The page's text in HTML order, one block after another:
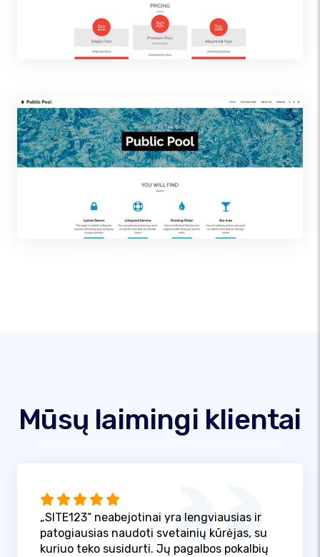
Mūsų laimingi klientai
„SITE123“ neabejotinai yra lengviausias ir
patogiausias naudoti svetainių kūrėjas, su
kuriuo teko susidurti. Jų pagalbos pokalbių